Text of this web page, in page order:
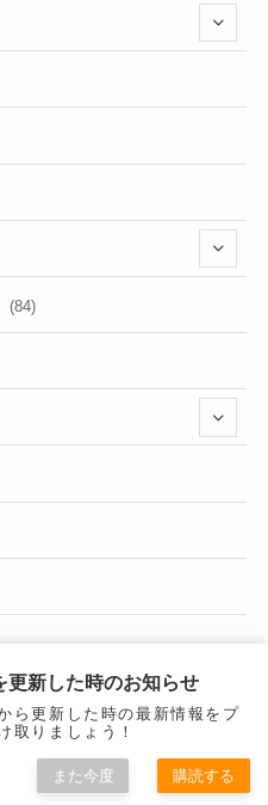
(17)
(84)
更新した時のお知らせ
ら更新した時の最新情報をプ
取りましょう！
また今度 購読する